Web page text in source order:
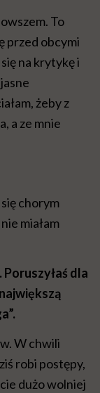
To
przed obcymi
na krytykę i
żeby z
a ze mnie
chorym
miałam
dla
W chwili
robi postępy,
dużo wolniej